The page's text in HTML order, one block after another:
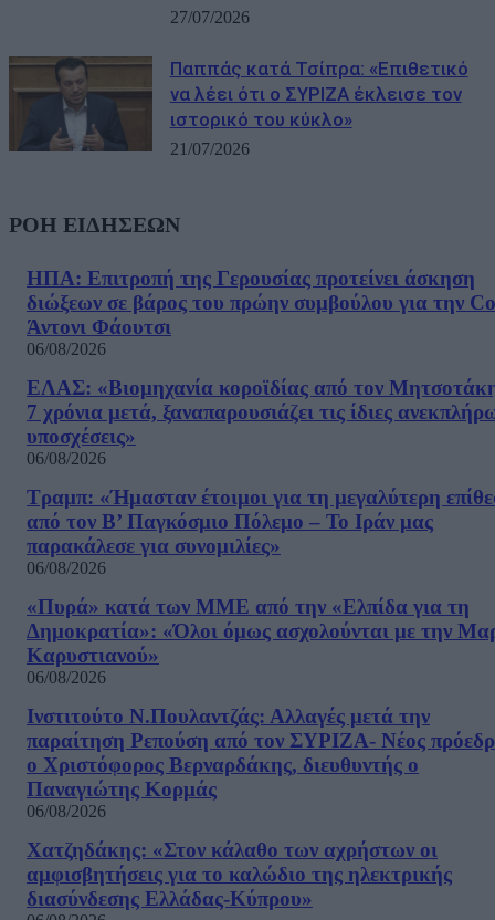
27/07/2026
Παππάς κατά Τσίπρα: «Επιθετικό
να λέει ότι ο ΣΥΡΙΖΑ έκλεισε τον
ιστορικό του κύκλο»
21/07/2026
ΡΟΗ ΕΙΔΗΣΕΩΝ
ΗΠΑ: Επιτροπή της Γερουσίας προτείνει άσκηση
διώξεων σε βάρος του πρώην συμβούλου για την
Άντονι Φάουτσι
06/08/2026
ΕΛΑΣ: «Βιομηχανία κοροϊδίας από τον
7 χρόνια μετά, ξαναπαρουσιάζει τις ίδιες
υποσχέσεις»
06/08/2026
Τραμπ: «Ήμασταν έτοιμοι για τη μεγαλύτερη
από τον Β’ Παγκόσμιο Πόλεμο – Το Ιράν μας
παρακάλεσε για συνομιλίες»
06/08/2026
«Πυρά» κατά των ΜΜΕ από την «Ελπίδα για τη
Δημοκρατία»: «Όλοι όμως ασχολούνται με την
Καρυστιανού»
06/08/2026
Ινστιτούτο Ν.Πουλαντζάς: Αλλαγές μετά την
παραίτηση Ρεπούση από τον ΣΥΡΙΖΑ- Νέος
ο Χριστόφορος Βερναρδάκης, διευθυντής ο
Παναγιώτης Κορμάς
06/08/2026
Χατζηδάκης: «Στον κάλαθο των αχρήστων οι
αμφισβητήσεις για το καλώδιο της ηλεκτρικής
διασύνδεσης Ελλάδας-Κύπρου»